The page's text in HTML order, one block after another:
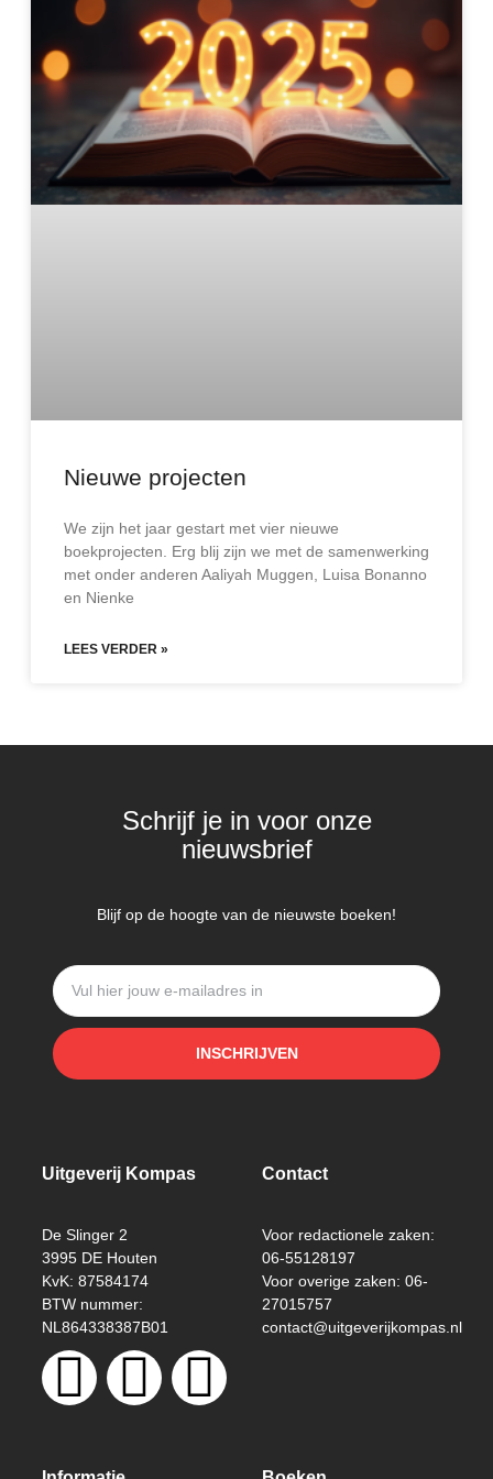
Nieuwe projecten
We zijn het jaar gestart met vier nieuwe
boekprojecten. Erg blij zijn we met de samenwerking
met onder anderen Aaliyah Muggen, Luisa Bonanno
en Nienke
LEES VERDER »
Schrijf je in voor onze
nieuwsbrief
Blijf op de hoogte van de nieuwste boeken!
INSCHRIJVEN
Uitgeverij Kompas
De Slinger 2
3995 DE Houten
KvK: 87584174
BTW nummer:
NL864338387B01
Contact
Voor redactionele zaken:
06-55128197
Voor overige zaken: 06-
27015757
contact@uitgeverijkompas.nl